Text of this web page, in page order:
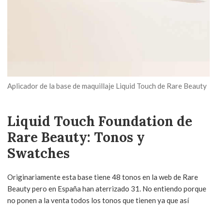
Aplicador de la base de maquillaje Liquid Touch de Rare Beauty
Liquid Touch Foundation de
Rare Beauty: Tonos y
Swatches
Originariamente esta base tiene 48 tonos en la web de Rare
Beauty pero en España han aterrizado 31. No entiendo porque
no ponen a la venta todos los tonos que tienen ya que así